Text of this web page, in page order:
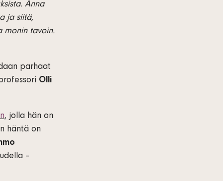
Anna
ja siitä,
monin tavoin.
parhaat
Olli
, jolla hän on
häntä on
–